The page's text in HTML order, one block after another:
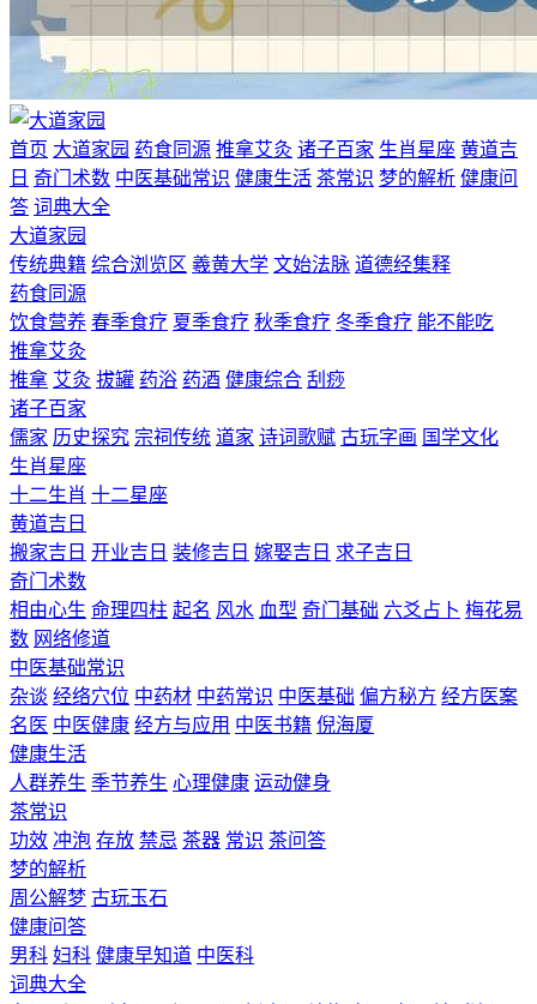
首页 大道家园 药食同源 推拿艾灸 诸子百家 生肖星座 黄道吉
日 奇门术数 中医基础常识 健康生活 茶常识 梦的解析 健康问
答 词典大全
大道家园
传统典籍 综合浏览区 羲黄大学 文始法脉 道德经集释
药食同源
饮食营养 春季食疗 夏季食疗 秋季食疗 冬季食疗 能不能吃
推拿艾灸
推拿 艾灸 拔罐 药浴 药酒 健康综合 刮痧
诸子百家
儒家 历史探究 宗祠传统 道家 诗词歌赋 古玩字画 国学文化
生肖星座
十二生肖 十二星座
黄道吉日
搬家吉日 开业吉日 装修吉日 嫁娶吉日 求子吉日
奇门术数
相由心生 命理四柱 起名 风水 血型 奇门基础 六爻占卜 梅花易
数 网络修道
中医基础常识
杂谈 经络穴位 中药材 中药常识 中医基础 偏方秘方 经方医案
名医 中医健康 经方与应用 中医书籍 倪海厦
健康生活
人群养生 季节养生 心理健康 运动健身
茶常识
功效 冲泡 存放 禁忌 茶器 常识 茶问答
梦的解析
周公解梦 古玩玉石
健康问答
男科 妇科 健康早知道 中医科
词典大全